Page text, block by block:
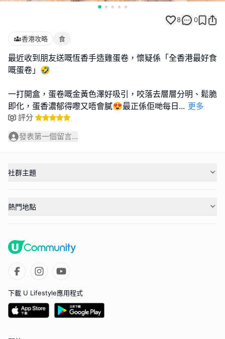
8 0
香港攻略 食
最近收到朋友送嘅恆香手造雞蛋卷，懷疑係「全香港最好食
嘅蛋卷」🤣
一打開盒，蛋卷嘅金黃色澤好吸引，咬落去層層分明、鬆脆
即化，蛋香濃郁得嚟又唔會膩😍最正係佢哋每日 ... 更多
評分
發表第一個留言...
社群主題
熱門地點
下載 U Lifestyle應用程式